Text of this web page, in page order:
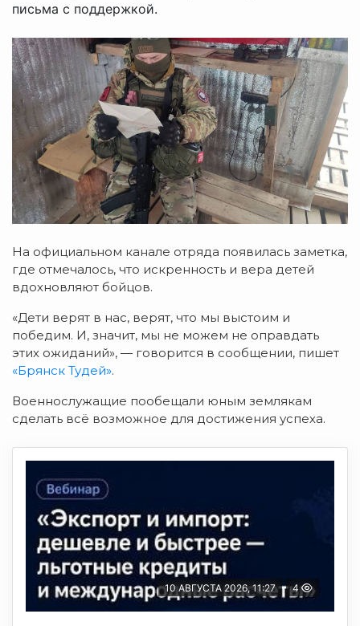
письма с поддержкой.
На официальном канале отряда появилась заметка,
где отмечалось, что искренность и вера детей
вдохновляют бойцов.
«Дети верят в нас, верят, что мы выстоим и
победим. И, значит, мы не можем не оправдать
этих ожиданий», — говорится в сообщении, пишет
«Брянск Тудей».
Военнослужащие пообещали юным землякам
сделать всё возможное для достижения успеха.
10 АВГУСТА 2026, 11:27 4